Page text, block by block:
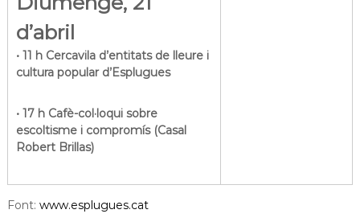
d’abril
• 11 h Cercavila d’entitats de lleure i
cultura popular d’Esplugues
• 17 h Cafè-col·loqui sobre
escoltisme i compromís (Casal
Robert Brillas)
Font: www.esplugues.cat